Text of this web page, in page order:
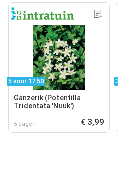
5 voor 17.50
Ganzerik (Potentilla
Tridentata 'Nuuk')
5 dagen € 3,99